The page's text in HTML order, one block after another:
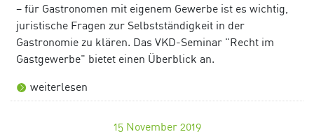
– für Gastronomen mit eigenem Gewerbe ist es wichtig,
juristische Fragen zur Selbstständigkeit in der
Gastronomie zu klären. Das VKD-Seminar "Recht im
Gastgewerbe" bietet einen Überblick an.
weiterlesen
15 November 2019